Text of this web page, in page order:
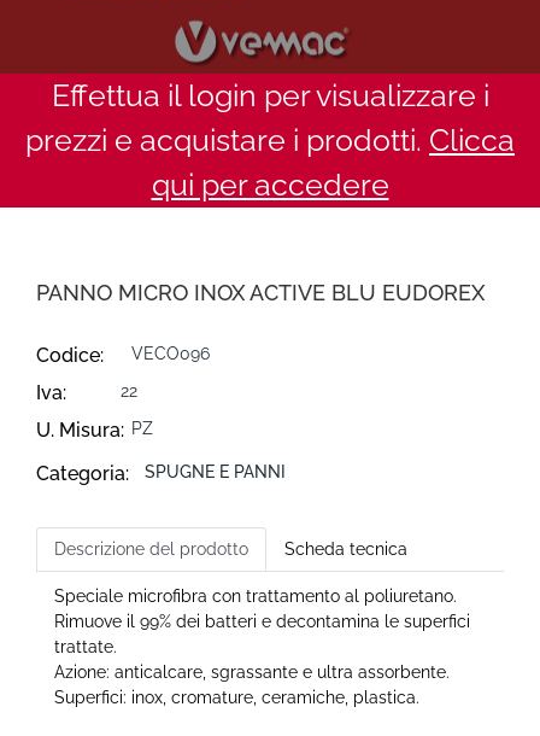
Effettua il login per visualizzare i
prezzi e acquistare i prodotti. Clicca
qui per accedere
PANNO MICRO INOX ACTIVE BLU EUDOREX
Codice: VECO096
Iva: 22
U. Misura: PZ
Categoria: SPUGNE E PANNI
Descrizione del prodotto Scheda tecnica
Speciale microfibra con trattamento al poliuretano.
Rimuove il 99% dei batteri e decontamina le superfici
trattate.
Azione: anticalcare, sgrassante e ultra assorbente.
Superfici: inox, cromature, ceramiche, plastica.